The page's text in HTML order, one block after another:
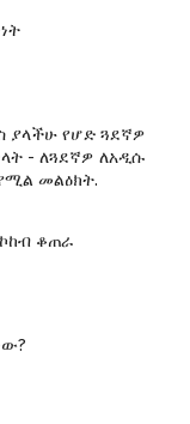
ያላችሁ የሆድ ጓደኛዎ
- ለጓደኛዎ ለአዲሱ
መልዕክት.
ኮከብ ቆጠራ